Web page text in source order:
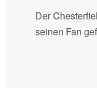
Der
seinen Fan